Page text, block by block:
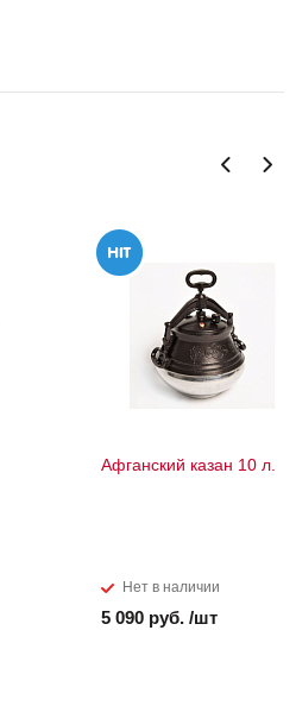
Афганский казан 10 л.
Нет в наличии
5 090 руб. /шт